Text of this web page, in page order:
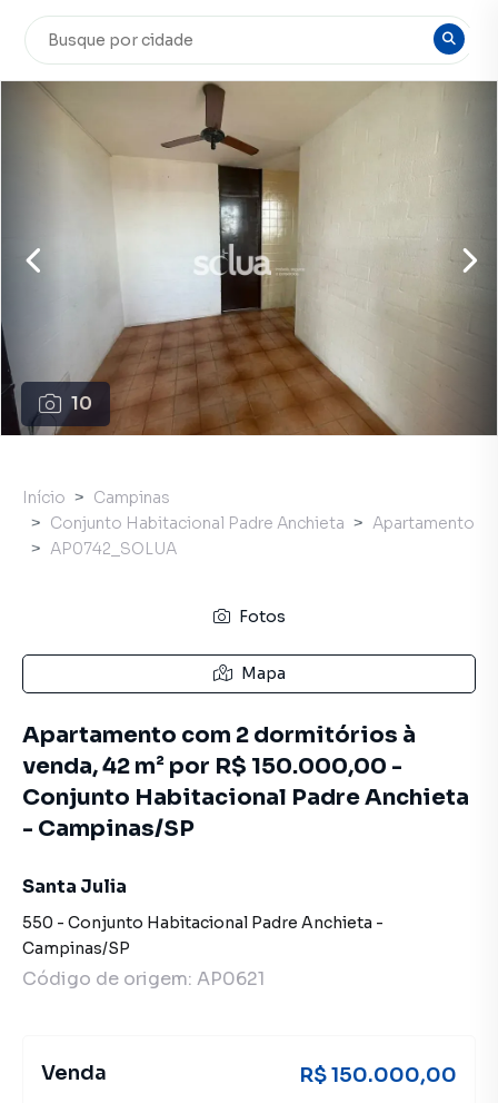
10
Início
Campinas
Conjunto Habitacional Padre Anchieta
Apartamento
AP0742_SOLUA
Fotos
Mapa
Apartamento com 2 dormitórios à
venda, 42 m² por R$ 150.000,00 -
Conjunto Habitacional Padre Anchieta
- Campinas/SP
Santa Julia
550 - Conjunto Habitacional Padre Anchieta -
Campinas/SP
Código de origem: AP0621
Venda R$ 150.000,00